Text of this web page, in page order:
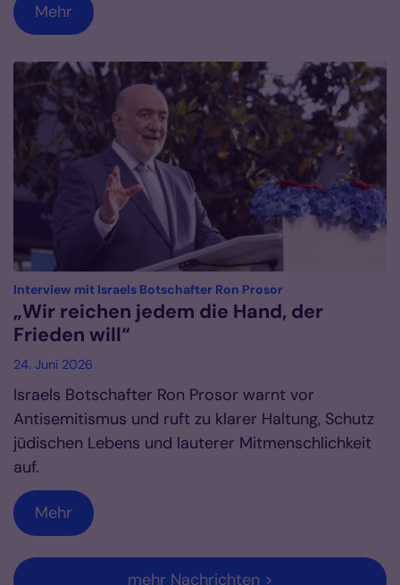
Mehr
Interview mit Israels Botschafter Ron Prosor:
„Wir reichen jedem die Hand, der
Frieden will“
24. Juni 2026
Israels Botschafter Ron Prosor warnt vor
Antisemitismus und ruft zu klarer Haltung, Schutz
jüdischen Lebens und lauterer Mitmenschlichkeit
auf.
Mehr
mehr Nachrichten >